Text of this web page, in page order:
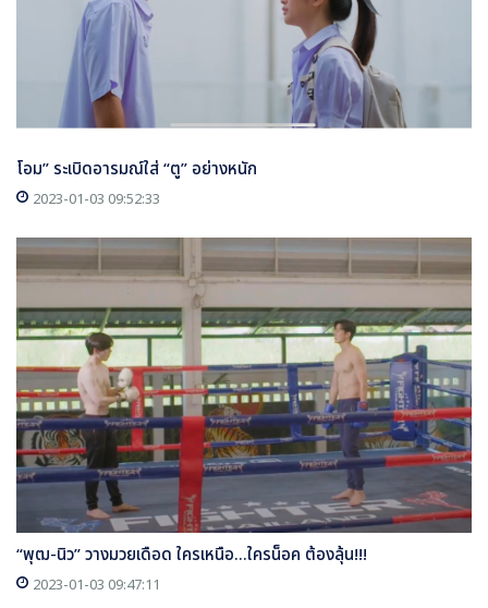
โอม” ระเบิดอารมณ์ใส่ “ตู” อย่างหนัก
2023-01-03 09:52:33
“พุฒ-นิว” วางมวยเดือด ใครเหนือ...ใครน็อค ต้องลุ้น!!!
2023-01-03 09:47:11